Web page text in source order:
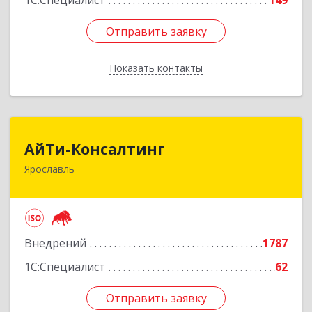
Отправить заявку
Показать контакты
Отправить заявку
Назад
АйТи-Консалтинг
Ярославль
Внедрений
1787
1С:Специалист
62
Отправить заявку
150007, Ярославская обл, Ярославль г, Урочская
Отправить заявку